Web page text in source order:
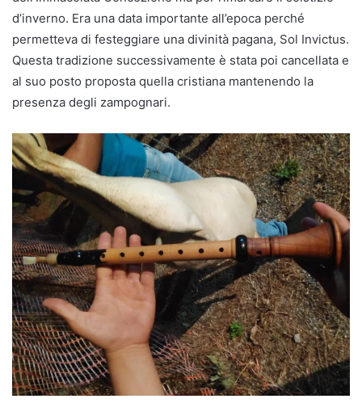
d’inverno. Era una data importante all’epoca perché
permetteva di festeggiare una divinità pagana, Sol Invictus.
Questa tradizione successivamente è stata poi cancellata e
al suo posto proposta quella cristiana mantenendo la
presenza degli zampognari.